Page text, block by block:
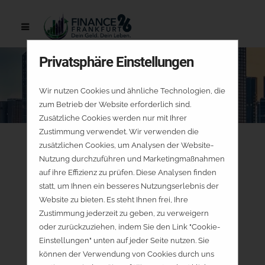
Privatsphäre Einstellungen
Wir nutzen Cookies und ähnliche Technologien, die
zum Betrieb der Website erforderlich sind.
Zusätzliche Cookies werden nur mit Ihrer
Zustimmung verwendet. Wir verwenden die
zusätzlichen Cookies, um Analysen der Website-
Nutzung durchzuführen und Marketingmaßnahmen
auf ihre Effizienz zu prüfen. Diese Analysen finden
statt, um Ihnen ein besseres Nutzungserlebnis der
Website zu bieten. Es steht Ihnen frei, Ihre
Zustimmung jederzeit zu geben, zu verweigern
oder zurückzuziehen, indem Sie den Link "Cookie-
Einstellungen" unten auf jeder Seite nutzen. Sie
können der Verwendung von Cookies durch uns